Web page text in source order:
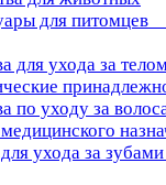
для питомцев
для ухода за
по уходу за
ухода за